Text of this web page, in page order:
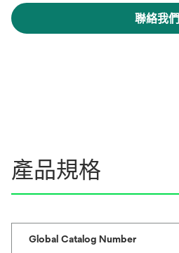
聯絡我們
產品規格
Global Catalog Number